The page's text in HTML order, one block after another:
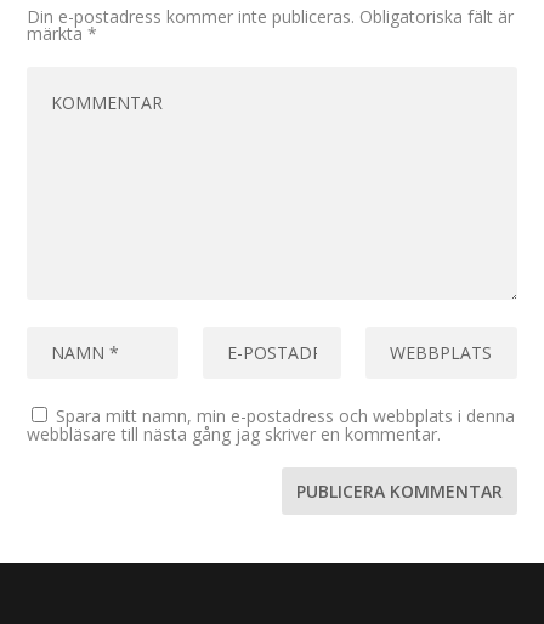
Din e-postadress kommer inte publiceras. Obligatoriska fält är
märkta*
Spara mitt namn, min e-postadress och webbplats i denna
webbläsare till nästa gång jag skriver en kommentar.